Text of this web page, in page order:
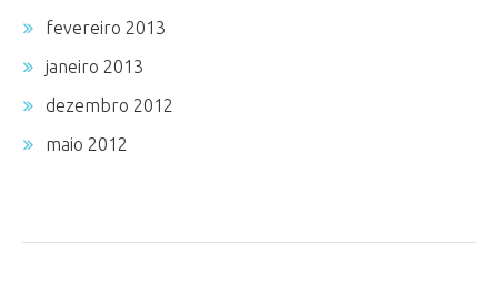
fevereiro 2013
janeiro 2013
dezembro 2012
maio 2012